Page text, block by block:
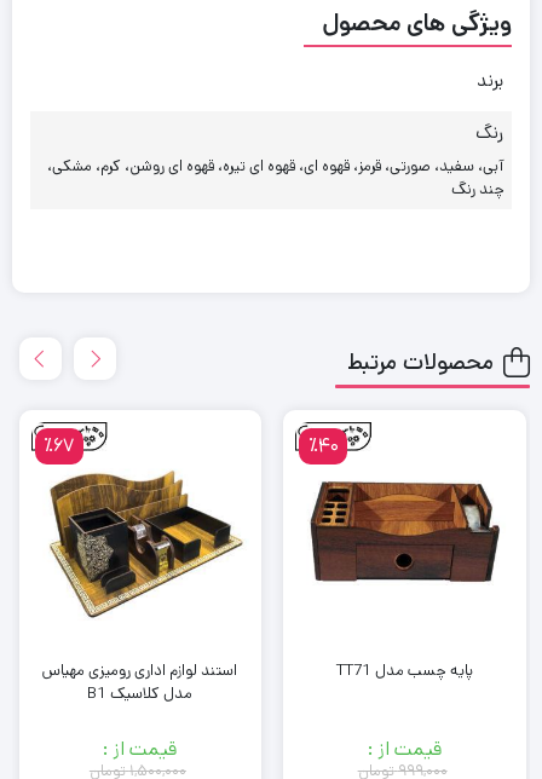
ویژگی های محصول
برند
رنگ
آبی، سفید، صورتی، قرمز، قهوه ای، قهوه ای تیره، قهوه ای روشن، کرم، مشکی،
چند رنگ
محصولات مرتبط
٪40
پایه چسب مدل TT71
قیمت از :
۹۹۹,۰۰۰تومان
٪67
استند لوازم اداری رومیزی مهیاس
مدل کلاسیک B1
قیمت از :
۱,۵۰۰,۰۰۰تومان